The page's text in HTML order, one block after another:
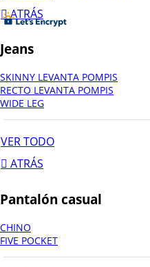
ATRÁS
Jeans
SKINNY LEVANTA POMPIS
RECTO LEVANTA POMPIS
WIDE LEG
VER TODO
ATRÁS
Pantalón casual
CHINO
FIVE POCKET